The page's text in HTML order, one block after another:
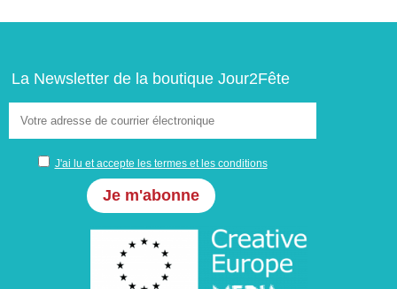
La Newsletter de la boutique Jour2Fête
J'ai lu et accepte les termes et les conditions